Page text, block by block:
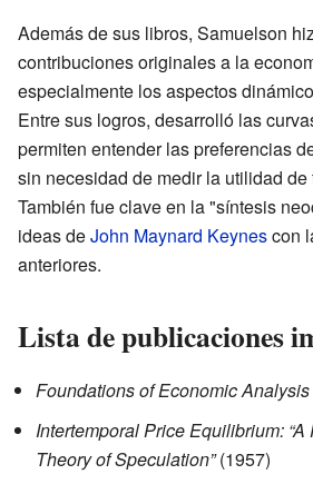
Además de sus libros, Samuelson
contribuciones originales a la
especialmente los aspectos
Entre sus logros, desarrolló las
permiten entender las preferencias
sin necesidad de medir la utilidad de
También fue clave en la "síntesis
ideas deJohn Maynard Keynescon
anteriores.
Lista de publicaciones
Foundations of Economic Analysis
Intertemporal Price Equilibrium:
Theory of Speculation”(1957)